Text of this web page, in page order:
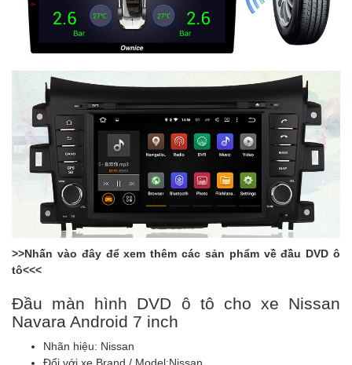
>>Nhấn vào đây để xem thêm các sản phẩm về đầu DVD ô
tô<<<
Đầu màn hình DVD ô tô cho xe Nissan
Navara Android 7 inch
Nhãn hiệu: Nissan
Đối với xe Brand / Model:Nissan